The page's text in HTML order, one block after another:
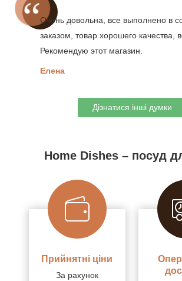
Очень довольна, все выполнено в
заказом, товар хорошего качества,
Рекомендую этот магазин.
Елена
Дізнатися інші думки
Home Dishes – посуд
Прийнятні ціни
За рахунок